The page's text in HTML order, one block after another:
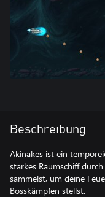
Beschreibung
Akinakes ist ein
starkes Raumschiff
sammelst, um deine
Bosskämpfen stellst.